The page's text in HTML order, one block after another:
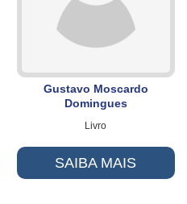
Gustavo Moscardo
Domingues
Livro
SAIBA MAIS